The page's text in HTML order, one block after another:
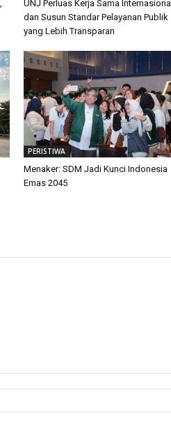
UNJ Perluas Kerja Sama Internasional
dan Susun Standar Pelayanan Publik
yang Lebih Transparan
PERISTIWA
Menaker: SDM Jadi Kunci Indonesia
Emas 2045